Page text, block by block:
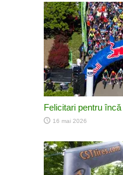
Felicitari pentru
16 mai 2026